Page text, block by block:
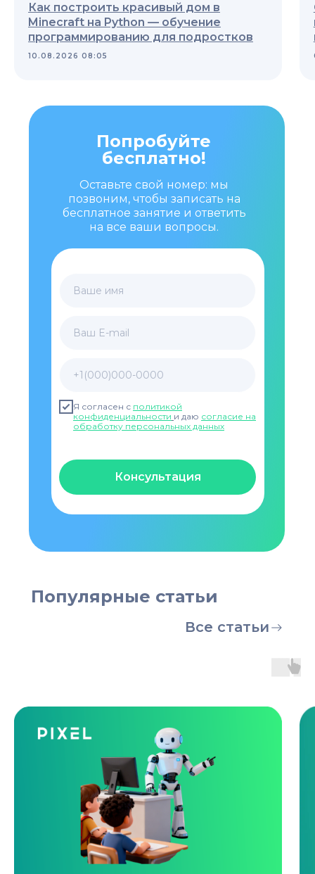
Как построить красивый дом в
Minecraft на Python — обучение
программированию для подростков
10.08.2026 08:05
Попробуйте
бесплатно!
Ваше имя
Ваш E-mail
+1(000)000-0000
Я согласен с политикой
конфиденциальности и даю согласие на
обработку персональных данных
Консультация
Оставьте свой номер: мы
позвоним, чтобы записать на
бесплатное занятие и ответить
на все ваши вопросы.
Популярные статьи
Все статьи